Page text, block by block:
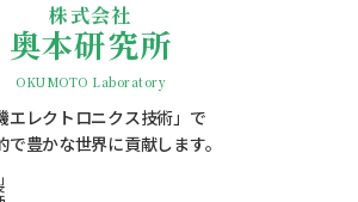
株式会社
奥本研究所
OKUMOTO Laboratory
エレクトロニクス技術」で
で豊かな世界に貢献します。